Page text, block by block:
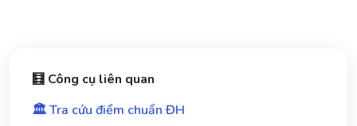
🧮 Công cụ liên quan
🏛️ Tra cứu điểm chuẩn ĐH